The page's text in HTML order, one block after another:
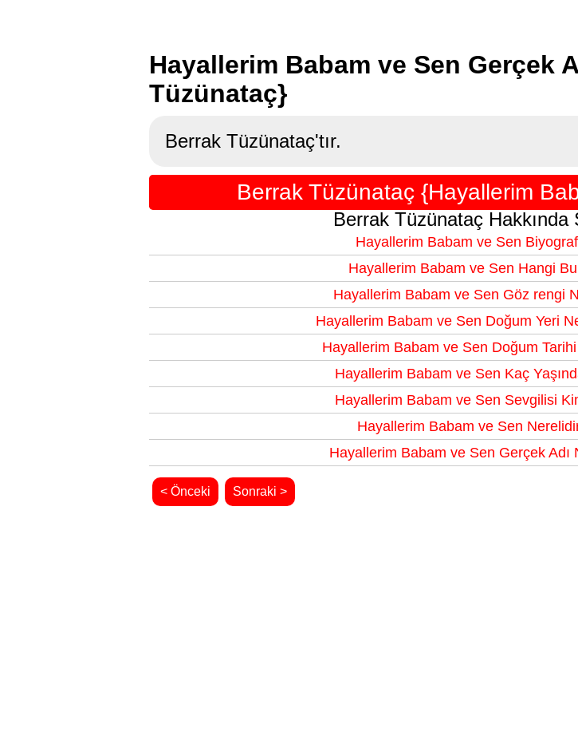
Hayallerim Babam ve Sen Gerçek
Tüzünataç}
Berrak Tüzünataç'tır.
Berrak Tüzünataç {Hayallerim
Berrak Tüzünataç Hakkında
Hayallerim Babam ve Sen
Hayallerim Babam ve Sen Hangi
Hayallerim Babam ve Sen Göz rengi
Hayallerim Babam ve Sen Doğum Yeri
Hayallerim Babam ve Sen Doğum
Hayallerim Babam ve Sen Kaç
Hayallerim Babam ve Sen Sevgilisi
Hayallerim Babam ve Sen
Hayallerim Babam ve Sen Gerçek
< Önceki Sonraki >